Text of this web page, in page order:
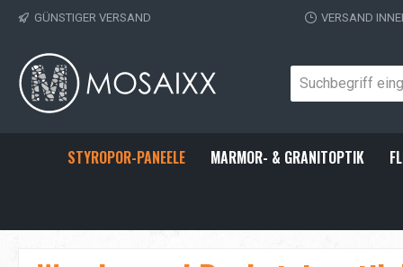
Hauptinhalt springen
Zur Suche springen
Zur Hauptnavigation springen
GÜNSTIGER VERSAND VERSAND
STYROPOR-PANEELE MARMOR- & GRANITOPTIK